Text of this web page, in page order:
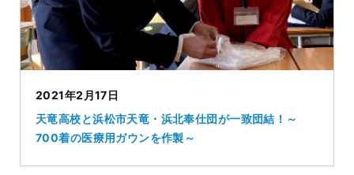
2021年2月17日
天竜高校と浜松市天竜・浜北奉仕団が一致団結！～
700着の医療用ガウンを作製～